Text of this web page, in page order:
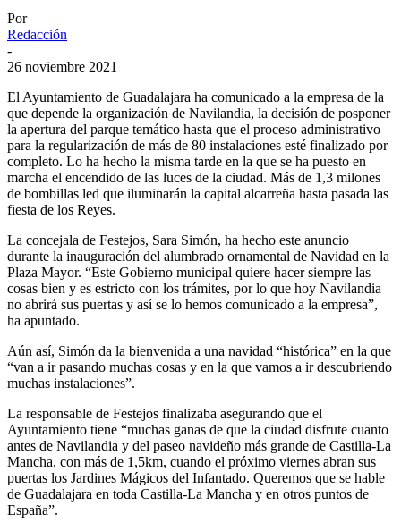
Por
Redacción
-
26 noviembre 2021
El Ayuntamiento de Guadalajara ha comunicado a la empresa de la
que depende la organización de Navilandia, la decisión de posponer
la apertura del parque temático hasta que el proceso administrativo
para la regularización de más de 80 instalaciones esté finalizado por
completo. Lo ha hecho la misma tarde en la que se ha puesto en
marcha el encendido de las luces de la ciudad. Más de 1,3 milones
de bombillas led que iluminarán la capital alcarreña hasta pasada las
fiesta de los Reyes.
La concejala de Festejos, Sara Simón, ha hecho este anuncio
durante la inauguración del alumbrado ornamental de Navidad en la
Plaza Mayor. “Este Gobierno municipal quiere hacer siempre las
cosas bien y es estricto con los trámites, por lo que hoy Navilandia
no abrirá sus puertas y así se lo hemos comunicado a la empresa”,
ha apuntado.
Aún así, Simón da la bienvenida a una navidad “histórica” en la que
“van a ir pasando muchas cosas y en la que vamos a ir descubriendo
muchas instalaciones”.
La responsable de Festejos finalizaba asegurando que el
Ayuntamiento tiene “muchas ganas de que la ciudad disfrute cuanto
antes de Navilandia y del paseo navideño más grande de Castilla-La
Mancha, con más de 1,5km, cuando el próximo viernes abran sus
puertas los Jardines Mágicos del Infantado. Queremos que se hable
de Guadalajara en toda Castilla-La Mancha y en otros puntos de
España”.